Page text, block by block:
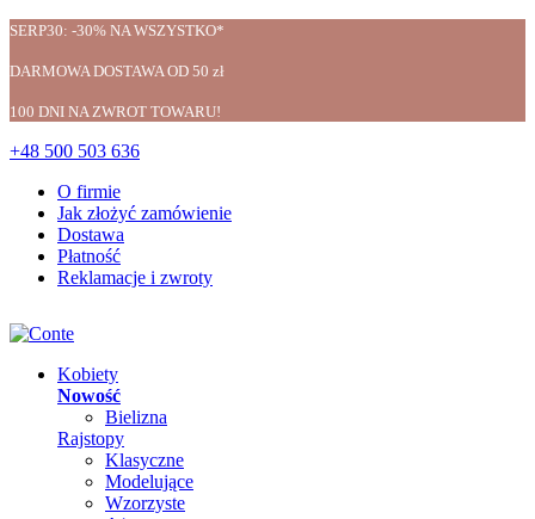
SERP30: -30% NA WSZYSTKO*
DARMOWA DOSTAWA OD 50 zł
100 DNI NA ZWROT TOWARU!
+48 500 503 636
O firmie
Jak złożyć zamówienie
Dostawa
Płatność
Reklamacje i zwroty
Kobiety
Nowość
Bielizna
Rajstopy
Klasyczne
Modelujące
Wzorzyste